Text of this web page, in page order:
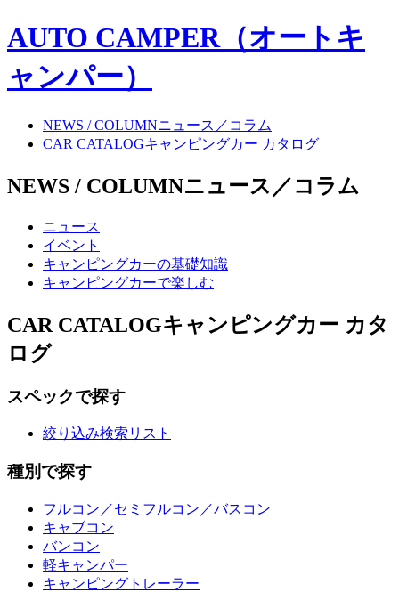
AUTO CAMPER（オートキ
ャンパー）
NEWS / COLUMNニュース／コラム
CAR CATALOGキャンピングカー カタログ
NEWS / COLUMNニュース／コラム
ニュース
イベント
キャンピングカーの基礎知識
キャンピングカーで楽しむ
CAR CATALOGキャンピングカー カタ
ログ
スペックで探す
絞り込み検索リスト
種別で探す
フルコン／セミフルコン／バスコン
キャブコン
バンコン
軽キャンパー
キャンピングトレーラー